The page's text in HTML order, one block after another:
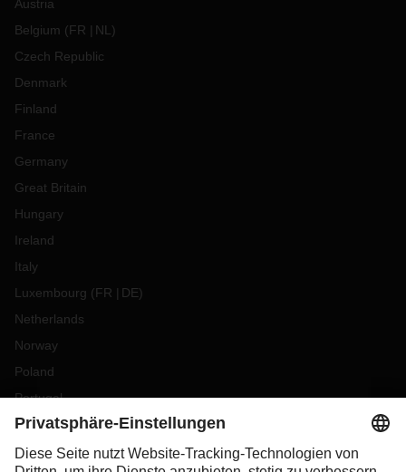
Austria
Belgium (FR NL )
Czech Republic
Denmark
Finland
France
Germany
Great Britain
Hungary
Ireland
Italy
Luxembourg (FR DE)
Netherlands
Norway
Poland
Portugal
Romania
Slovakia